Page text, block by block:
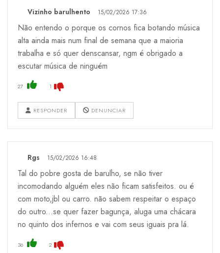
Vizinho barulhento 15/02/2026 17:36
Não entendo o porque os cornos fica botando música
alta ainda mais num final de semana que a maioria
trabalha e só quer denscansar, ngm é obrigado a
escutar música de ninguém
27 1
RESPONDER DENUNCIAR
Rgs 15/02/2026 16:48
Tal do pobre gosta de barulho, se não tiver
incomodando alguém eles não ficam satisfeitos. ou é
com moto,jbl ou carro. não sabem respeitar o espaço
do outro...se quer fazer bagunça, aluga uma chácara
no quinto dos infernos e vai com seus iguais pra lá.
36 2